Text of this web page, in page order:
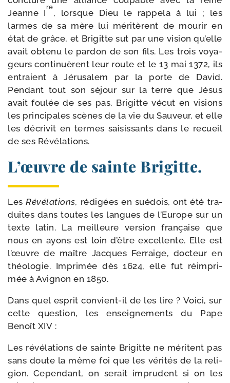
Jeanne I
re
, lorsque Dieu le rap­pe­la à lui ; les
larmes de sa mère lui méri­tèrent de mou­rir en
état de grâce, et Brigitte sut par une vision qu’elle
avait obte­nu le par­don de son fils. Les trois voya­
geurs conti­nuèrent leur route et le 13 mai 1372, ils
entraient à Jérusalem par la porte de David.
Pendant tout son séjour sur la terre que Jésus
avait fou­lée de ses pas, Brigitte vécut en visions
les prin­ci­pales scènes de la vie du Sauveur, et elle
les décri­vit en termes sai­sis­sants dans le recueil
de ses Révélations.
L’œuvre de sainte Brigitte.
LesRévélations, rédi­gées en sué­dois, ont été tra­
duites dans toutes les langues de l’Europe sur un
texte latin. La meilleure ver­sion fran­çaise que
nous en ayons est loin d’être excel­lente. Elle est
l’œuvre de maître Jacques Ferraige, doc­teur en
théo­lo­gie. Imprimée dès 1624, elle fut réim­pri­
mée à Avignon en 1850.
Dans quel esprit convient-​il de les lire ? Voici, sur
cette ques­tion, les ensei­gne­ments du Pape
Benoît XIV :
Les révé­la­tions de sainte Brigitte ne méritent pas
sans doute la même foi que les véri­tés de la reli­
gion. Cependant, on serait impru­dent si on les